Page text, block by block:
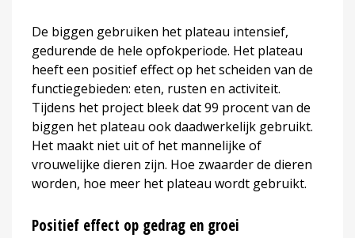
De biggen gebruiken het plateau intensief,
gedurende de hele opfokperiode. Het plateau
heeft een positief effect op het scheiden van de
functiegebieden: eten, rusten en activiteit.
Tijdens het project bleek dat 99 procent van de
biggen het plateau ook daadwerkelijk gebruikt.
Het maakt niet uit of het mannelijke of
vrouwelijke dieren zijn. Hoe zwaarder de dieren
worden, hoe meer het plateau wordt gebruikt.
Positief effect op gedrag en groei